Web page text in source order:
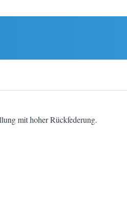
mit hoher Rückfederung.